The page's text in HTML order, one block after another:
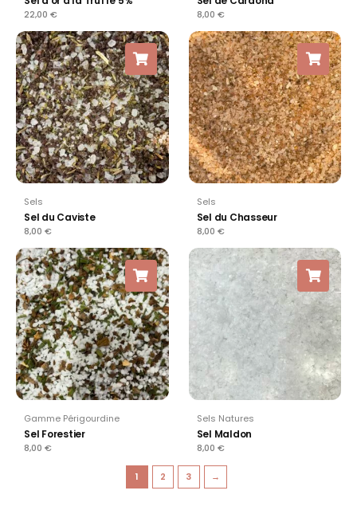
22,00 € 8,00 €
Sels
Sel du Caviste
8,00 €
Sels
Sel du Chasseur
8,00 €
Gamme Périgourdine
Sel Forestier
8,00 €
Sels Natures
Sel Maldon
8,00 €
1 2 3 →